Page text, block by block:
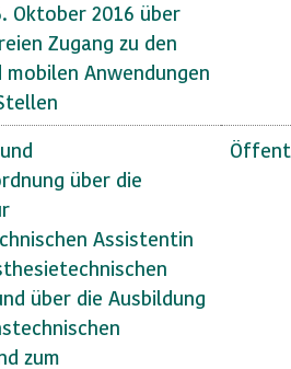
Oktober 2016 über
Zugang zu den
Anwendungen
über die
Assistentin
über die Ausbildung
zum